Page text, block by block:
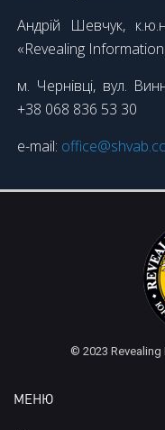
Андрій Шевчук,
«Revealing
м. Чернівці, вул.
+38 068 836 53 30
e-mail:
© 2023 Revealing
МЕНЮ